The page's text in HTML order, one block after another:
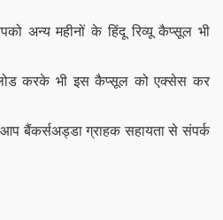
अन्य महीनों के हिंदू रिव्यू कैप्सूल भी
करके भी इस कैप्सूल को एक्सेस कर
बैंकर्सअड्डा ग्राहक सहायता से संपर्क